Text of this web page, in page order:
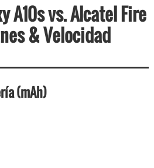
A10s vs. Alcatel Fire
& Velocidad
(mAh)